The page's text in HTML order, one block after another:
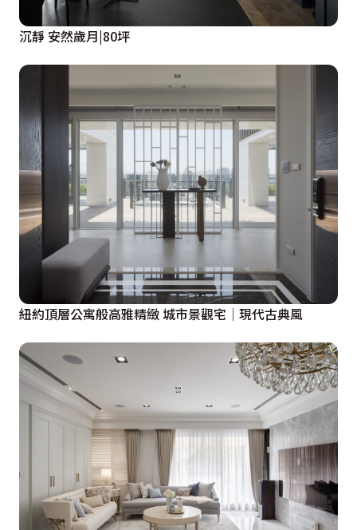
沉靜 安然歲月|80坪
紐約頂層公寓般高雅精緻 城市景觀宅│現代古典風